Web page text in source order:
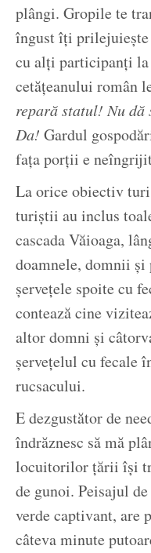
plângi. Gropile te
îngust îți
cu alți participanți
cetățeanului român
repară statul! Nu
Da! Gardul
fața porții e
La orice obiectiv
turiștii au inclus
cascada Văioaga,
doamnele, domnii
șervețele spoite cu
contează cine
altor domni și
șervețelul cu fecale
rucsacului.
E dezgustător de
îndrăznesc să mă
locuitorilor țării își
de gunoi. Peisajul
verde captivant, are
câteva minute